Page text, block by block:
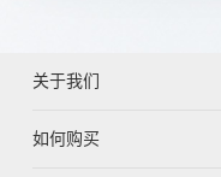
关于我们
如何购买